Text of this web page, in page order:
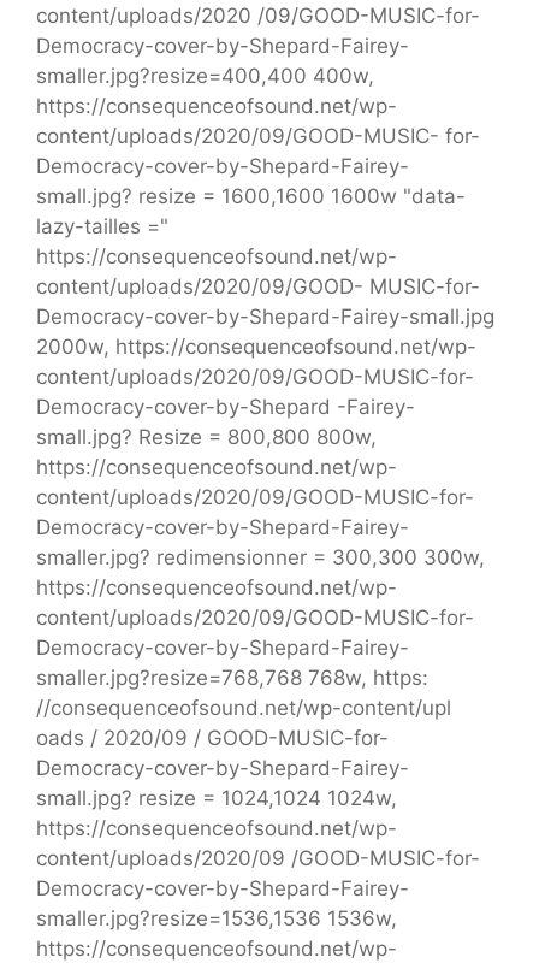
content/uploads/2020 /09/GOOD-MUSIC-for-
Democracy-cover-by-Shepard-Fairey-
smaller.jpg?resize=400,400 400w,
https://consequenceofsound.net/wp-
content/uploads/2020/09/GOOD-MUSIC- for-
Democracy-cover-by-Shepard-Fairey-
small.jpg? resize = 1600,1600 1600w "data-
lazy-tailles ="
https://consequenceofsound.net/wp-
content/uploads/2020/09/GOOD- MUSIC-for-
Democracy-cover-by-Shepard-Fairey-small.jpg
2000w, https://consequenceofsound.net/wp-
content/uploads/2020/09/GOOD-MUSIC-for-
Democracy-cover-by-Shepard -Fairey-
small.jpg? Resize = 800,800 800w,
https://consequenceofsound.net/wp-
content/uploads/2020/09/GOOD-MUSIC-for-
Democracy-cover-by-Shepard-Fairey-
smaller.jpg? redimensionner = 300,300 300w,
https://consequenceofsound.net/wp-
content/uploads/2020/09/GOOD-MUSIC-for-
Democracy-cover-by-Shepard-Fairey-
smaller.jpg?resize=768,768 768w, https:
//consequenceofsound.net/wp-content/upl
oads / 2020/09 / GOOD-MUSIC-for-
Democracy-cover-by-Shepard-Fairey-
small.jpg? resize = 1024,1024 1024w,
https://consequenceofsound.net/wp-
content/uploads/2020/09 /GOOD-MUSIC-for-
Democracy-cover-by-Shepard-Fairey-
smaller.jpg?resize=1536,1536 1536w,
https://consequenceofsound.net/wp-